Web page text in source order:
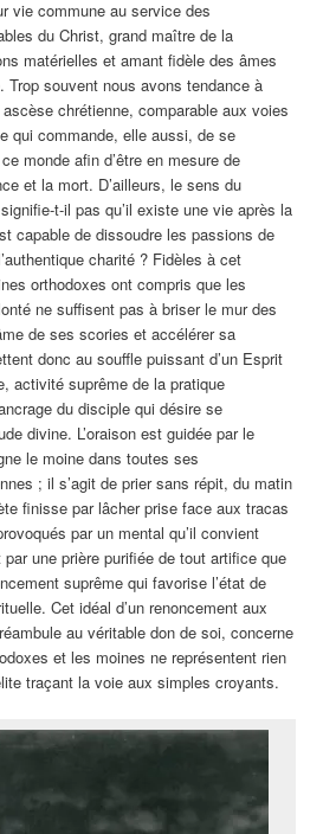
vie commune au service des
du Christ, grand maître de la
matérielles et amant fidèle des âmes
Trop souvent nous avons tendance à
chrétienne, comparable aux voies
qui commande, elle aussi, de se
monde afin d’être en mesure de
et la mort. D’ailleurs, le sens du
t-il pas qu’il existe une vie après la
capable de dissoudre les passions de
charité ? Fidèles à cet
orthodoxes ont compris que les
ne suffisent pas à briser le mur des
de ses scories et accélérer sa
donc au souffle puissant d’un Esprit
activité suprême de la pratique
du disciple qui désire se
divine. L’oraison est guidée par le
le moine dans toutes ses
; il s’agit de prier sans répit, du matin
finisse par lâcher prise face aux tracas
par un mental qu’il convient
par une prière purifiée de tout artifice que
suprême qui favorise l’état de
Cet idéal d’un renoncement aux
au véritable don de soi, concerne
et les moines ne représentent rien
traçant la voie aux simples croyants.